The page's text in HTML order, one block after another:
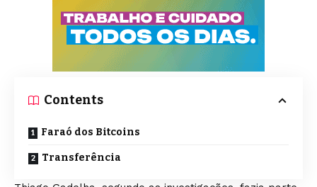
Contents
Faraó dos Bitcoins
Transferência